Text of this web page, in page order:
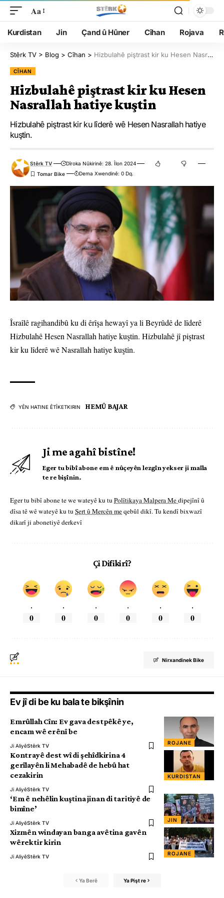
Aa
Kurdistan Jin Çand û Hûner Cîhan Rojava
Stêrk TV > Blog > Cîhan > Hizbulahê piştrast kir ku Hesen Nasrallah hatiye kuştin
CÎHAN
Hizbulahê piştrast kir ku Hesen
Nasrallah hatiye kuştin
Hizbulahê piştrast kir ku lîderê wê Hesen Nasrallah hatiye
kuştin.
Stêrk TV
Dîroka Nûkirinê: 28. Îlon 2024
Dema Xwendinê: 0 Dq.
Îsraîlê ragihandibû ku di êrîşa hewayî ya li Beyrûdê de lîderê
Hizbulahê Hesen Nasrallah hatiye kuştin. Hizbulahê jî piştrast
kir ku lîderê wê Nasrallah hatiye kuştin.
YÊN HATINE ÊTÎKETKIRIN HEMÛ BAJAR
Ji me agahî bistîne!
Eger tu bibî abone em ê nûçeyên lezgîn yekser ji maîla
te re bişînin.
Eger tu bibî abone te we wateyê ku tu Polîtikaya Malpera Medipejînî û
dîsa tê wê wateyê ku tu Şert û Mercên meqebûl dikî. Tu kendî bixwazî
dikarî ji abonetiyê derkevî
Çi Difikirî?
.
0
.
0
.
0
.
0
.
0
.
0
Nirxandinek Bike
Ev jî di be ku bala te bikşînin
ROJANE
Emrûllah Cîn: Ev gava destpêkê ye,
encam wê erênî be
Ji AliyêStêrk TV
KURDISTAN
Kontrayê dest wî di şehîdkirina 4
gerîlayên li Mehabadê de hebû hat
cezakirin
Ji AliyêStêrk TV
JIN
‘Em ê nehêlin kuştina jinan di taritiyê de
bimîne’
Ji AliyêStêrk TV
ROJANE
Xizmên windayan banga avêtina gavên
wêrektir kirin
Ji AliyêStêrk TV
Ya Berê Ya Pişt re